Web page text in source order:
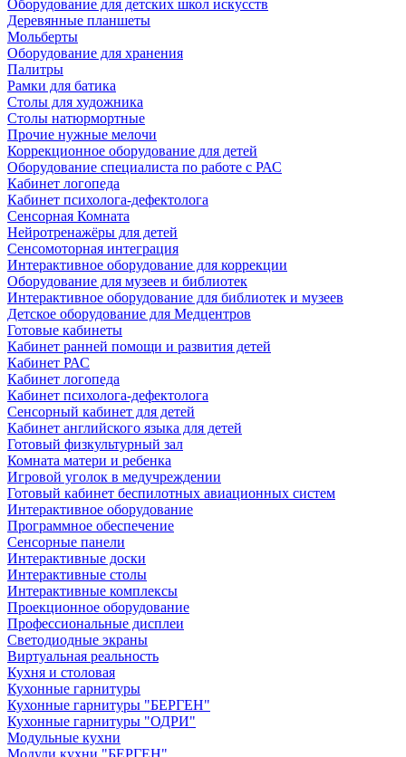
Оборудование для детских школ искусств
Деревянные планшеты
Мольберты
Оборудование для хранения
Палитры
Рамки для батика
Столы для художника
Столы натюрмортные
Прочие нужные мелочи
Коррекционное оборудование для детей
Оборудование специалиста по работе с РАС
Кабинет логопеда
Кабинет психолога-дефектолога
Сенсорная Комната
Нейротренажёры для детей
Сенсомоторная интеграция
Интерактивное оборудование для коррекции
Оборудование для музеев и библиотек
Интерактивное оборудование для библиотек и музеев
Детское оборудование для Медцентров
Готовые кабинеты
Кабинет ранней помощи и развития детей
Кабинет РАС
Кабинет логопеда
Кабинет психолога-дефектолога
Сенсорный кабинет для детей
Кабинет английского языка для детей
Готовый физкультурный зал
Комната матери и ребенка
Игровой уголок в медучреждении
Готовый кабинет беспилотных авиационных систем
Интерактивное оборудование
Программное обеспечение
Сенсорные панели
Интерактивные доски
Интерактивные столы
Интерактивные комплексы
Проекционное оборудование
Профессиональные дисплеи
Светодиодные экраны
Виртуальная реальность
Кухня и столовая
Кухонные гарнитуры
Кухонные гарнитуры "БЕРГЕН"
Кухонные гарнитуры "ОДРИ"
Модульные кухни
Модули кухни "БЕРГЕН"